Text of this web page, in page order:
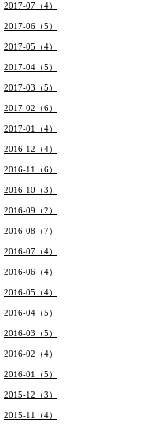
2017-07（4）
2017-06（5）
2017-05（4）
2017-04（5）
2017-03（5）
2017-02（6）
2017-01（4）
2016-12（4）
2016-11（6）
2016-10（3）
2016-09（2）
2016-08（7）
2016-07（4）
2016-06（4）
2016-05（4）
2016-04（5）
2016-03（5）
2016-02（4）
2016-01（5）
2015-12（3）
2015-11（4）